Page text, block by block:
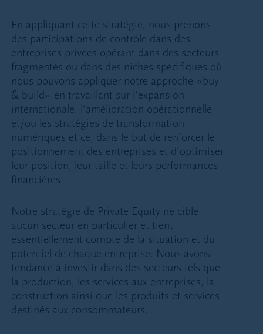
En appliquant cette stratégie, nous prenons
des participations de contrôle dans des
entreprises privées opérant dans des secteurs
fragmentés ou dans des niches spécifiques où
nous pouvons appliquer notre approche «buy
& build» en travaillant sur l’expansion
internationale, l’amélioration opérationnelle
et/ou les stratégies de transformation
numériques et ce, dans le but de renforcer le
positionnement des entreprises et d’optimiser
leur position, leur taille et leurs performances
financières.
Notre stratégie de Private Equity ne cible
aucun secteur en particulier et tient
essentiellement compte de la situation et du
potentiel de chaque entreprise. Nous avons
tendance à investir dans des secteurs tels que
la production, les services aux entreprises, la
construction ainsi que les produits et services
destinés aux consommateurs.